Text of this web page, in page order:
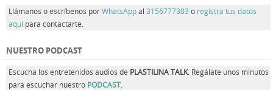
Llámanos o escríbenos porWhatsAppal 3156777303 o registra tus datos
aquí para contactarte.
NUESTRO PODCAST
Escucha los entretenidos audios de PLASTILINA TALK. Regálate unos minutos
para escuchar nuestro PODCAST